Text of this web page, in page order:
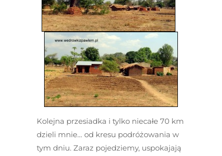
Kolejna przesiadka i tylko niecałe 70 km
dzieli mnie… od kresu podróżowania w
tym dniu. Zaraz pojedziemy, uspokajają